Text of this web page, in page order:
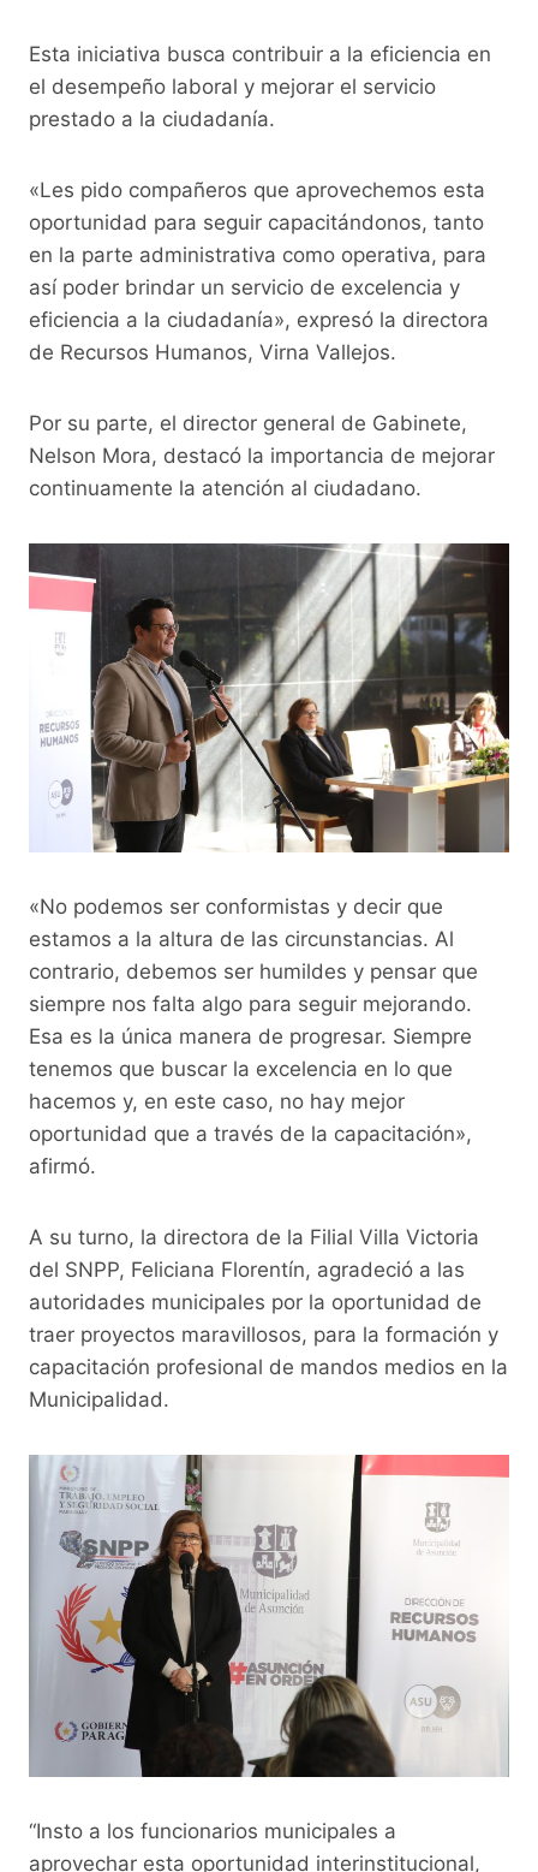
Esta iniciativa busca contribuir a la eficiencia en
el desempeño laboral y mejorar el servicio
prestado a la ciudadanía.
«Les pido compañeros que aprovechemos esta
oportunidad para seguir capacitándonos, tanto
en la parte administrativa como operativa, para
así poder brindar un servicio de excelencia y
eficiencia a la ciudadanía», expresó la directora
de Recursos Humanos, Virna Vallejos.
Por su parte, el director general de Gabinete,
Nelson Mora, destacó la importancia de mejorar
continuamente la atención al ciudadano.
«No podemos ser conformistas y decir que
estamos a la altura de las circunstancias. Al
contrario, debemos ser humildes y pensar que
siempre nos falta algo para seguir mejorando.
Esa es la única manera de progresar. Siempre
tenemos que buscar la excelencia en lo que
hacemos y, en este caso, no hay mejor
oportunidad que a través de la capacitación»,
afirmó.
A su turno, la directora de la Filial Villa Victoria
del SNPP, Feliciana Florentín, agradeció a las
autoridades municipales por la oportunidad de
traer proyectos maravillosos, para la formación y
capacitación profesional de mandos medios en la
Municipalidad.
“Insto a los funcionarios municipales a
aprovechar esta oportunidad interinstitucional,